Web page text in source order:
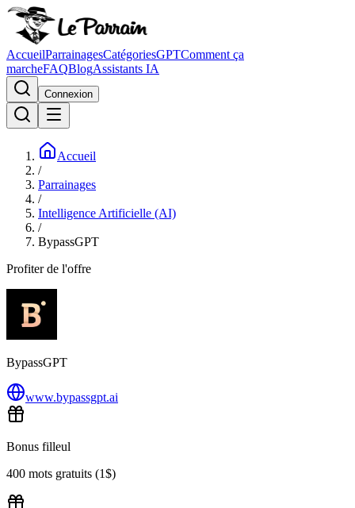
AccueilParrainagesCatégoriesGPTComment ça
marcheFAQBlogAssistants IA
Connexion
Accueil
/
Parrainages
/
Intelligence Artificielle (AI)
/
BypassGPT
Profiter de l'offre
BypassGPT
www.bypassgpt.ai
Bonus filleul
400 mots gratuits (1$)